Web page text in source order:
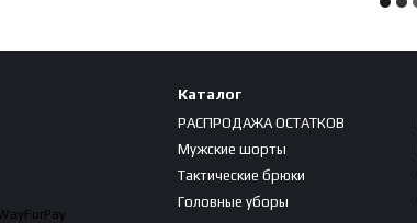
Каталог
РАСПРОДАЖА ОСТАТКОВ
Мужские шорты
Тактические брюки
Головные уборы